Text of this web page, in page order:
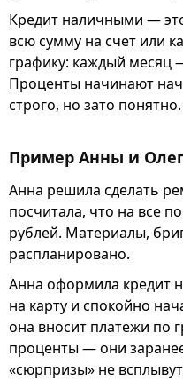
Кредит наличными —
всю сумму на счет или
графику: каждый месяц
Проценты начинают
строго, но зато понятно.
Пример Анны и
Анна решила сделать
посчитала, что на все
рублей. Материалы,
распланировано.
Анна оформила кредит
на карту и спокойно
она вносит платежи по
проценты — они
«сюрпризы» не